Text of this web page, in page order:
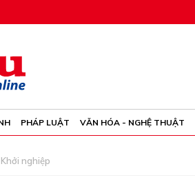
PHÁP LUẬT VĂN HÓA - NGHỆ THUẬT
Khởi nghiệp